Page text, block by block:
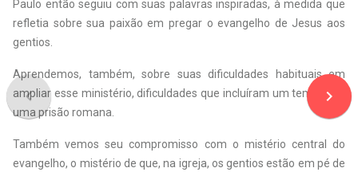
navigate_before
Paulo então seguiu com suas palavras inspiradas, à medida que
refletia sobre sua paixão em pregar o evangelho de Jesus aos
gentios.
Aprendemos, também, sobre suas dificuldades habituais em
ampliar esse ministério, dificuldades que incluíram um tempo em
uma prisão romana.
Também vemos seu compromisso com o mistério central do
evangelho, o mistério de que, na igreja, os gentios estão em pé de
navigate_next